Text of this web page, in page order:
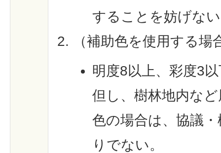
することを妨げな
（補助色を使用する場
明度8以上、彩度3
但し、樹林地内な
色の場合は、協議
りでない。